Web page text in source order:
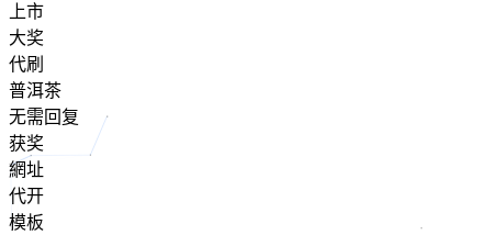
上市
大奖
代刷
普洱茶
无需回复
获奖
網址
代开
模板